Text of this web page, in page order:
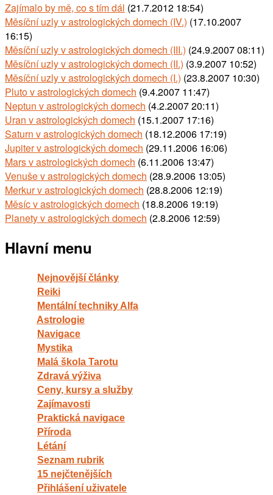
Zajímalo by mě, co s tím dál (21.7.2012 18:54)
Měsíční uzly v astrologických domech (IV.) (17.10.2007
16:15)
Měsíční uzly v astrologických domech (III.) (24.9.2007 08:11)
Měsíční uzly v astrologických domech (II.) (3.9.2007 10:52)
Měsíční uzly v astrologických domech (I.) (23.8.2007 10:30)
Pluto v astrologických domech (9.4.2007 11:47)
Neptun v astrologických domech (4.2.2007 20:11)
Uran v astrologických domech (15.1.2007 17:16)
Saturn v astrologických domech (18.12.2006 17:19)
Jupiter v astrologických domech (29.11.2006 16:06)
Mars v astrologických domech (6.11.2006 13:47)
Venuše v astrologických domech (28.9.2006 13:05)
Merkur v astrologických domech (28.8.2006 12:19)
Měsíc v astrologických domech (18.8.2006 19:19)
Planety v astrologických domech (2.8.2006 12:59)
Hlavní menu
Nejnovější články
Reiki
Mentální techniky Alfa
Astrologie
Navigace
Mystika
Malá škola Tarotu
Zdravá výživa
Ceny, kursy a služby
Zajímavosti
Praktická navigace
Příroda
Létání
Seznam rubrik
15 nejčtenějších
Přihlášení uživatele